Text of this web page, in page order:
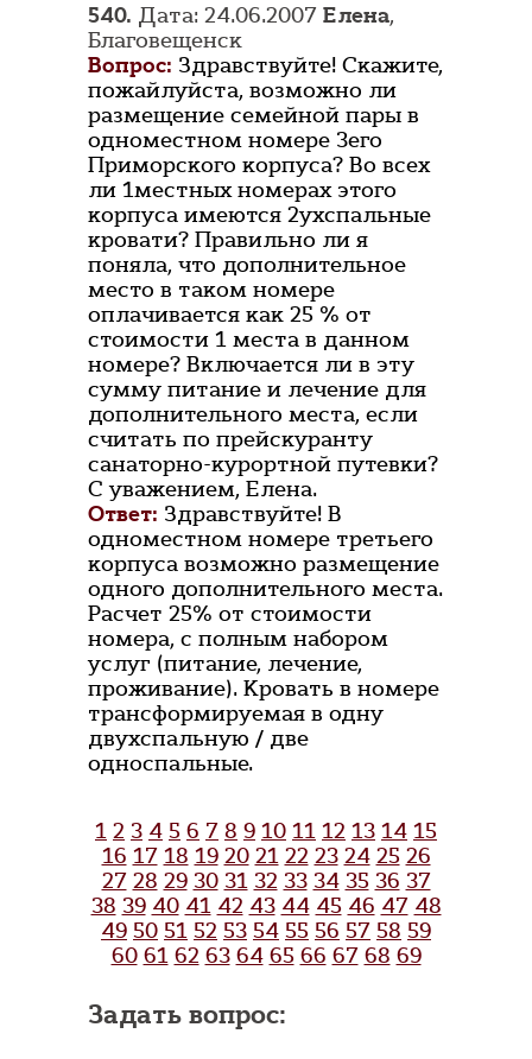
540. Дата: 24.06.2007 Елена,
Благовещенск
Вопрос: Здравствуйте! Скажите,
пожайлуйста, возможно ли
размещение семейной пары в
одноместном номере 3его
Приморского корпуса? Во всех
ли 1местных номерах этого
корпуса имеются 2ухспальные
кровати? Правильно ли я
поняла, что дополнительное
место в таком номере
оплачивается как 25 % от
стоимости 1 места в данном
номере? Включается ли в эту
сумму питание и лечение для
дополнительного места, если
считать по прейскуранту
санаторно-курортной путевки?
С уважением, Елена.
Ответ: Здравствуйте! В
одноместном номере третьего
корпуса возможно размещение
одного дополнительного места.
Расчет 25% от стоимости
номера, с полным набором
услуг (питание, лечение,
проживание). Кровать в номере
трансформируемая в одну
двухспальную / две
односпальные.
1 2 3 4 5 6 7 8 9 10 11 12 13 14 15
16 17 18 19 20 21 22 23 24 25 26
27 28 29 30 31 32 33 34 35 36 37
38 39 40 41 42 43 44 45 46 47 48
49 50 51 52 53 54 55 56 57 58 59
60 61 62 63 64 65 66 67 68 69
Задать вопрос: